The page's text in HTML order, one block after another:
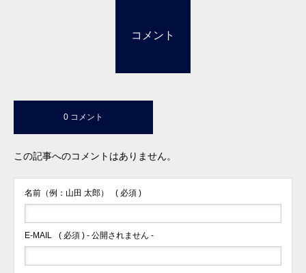
コメント
0 コメント
この記事へのコメントはありません。
名前（例：山田 太郎） ( 必須 )
E-MAIL ( 必須 ) - 公開されません -